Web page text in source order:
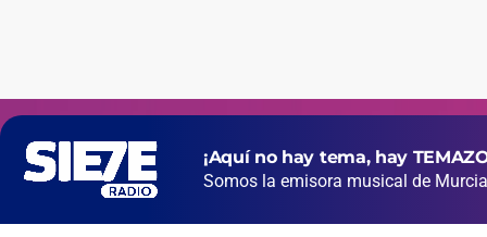
¡Aquí no hay tema, hay
Somos la emisora musical de